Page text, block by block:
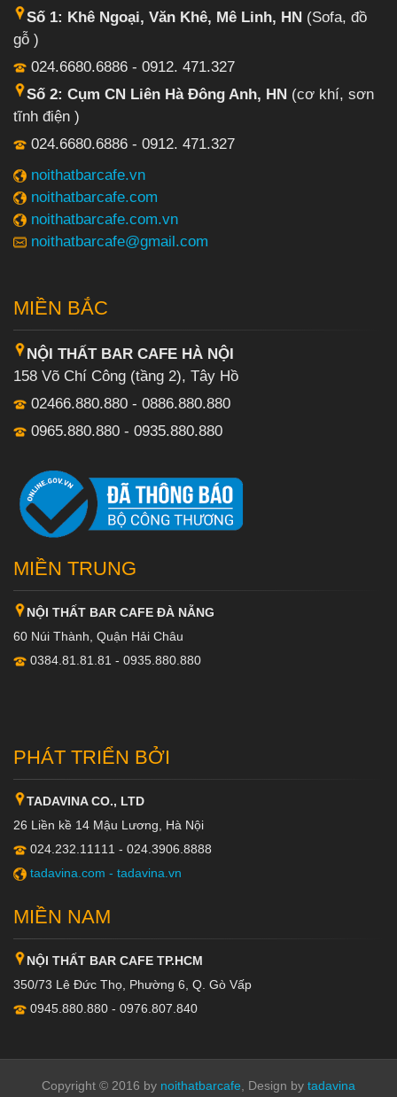
Số 1: Khê Ngoại, Văn Khê, Mê Linh, HN (Sofa, đồ
gỗ )
024.6680.6886 - 0912. 471.327
Số 2: Cụm CN Liên Hà Đông Anh, HN (cơ khí, sơn
tĩnh điện )
024.6680.6886 - 0912. 471.327
noithatbarcafe.vn
noithatbarcafe.com
noithatbarcafe.com.vn
noithatbarcafe@gmail.com
MIỀN BẮC
NỘI THẤT BAR CAFE HÀ NỘI
158 Võ Chí Công (tầng 2), Tây Hồ
02466.880.880 - 0886.880.880
0965.880.880 - 0935.880.880
MIỀN TRUNG
NỘI THẤT BAR CAFE ĐÀ NẴNG
60 Núi Thành, Quận Hải Châu
0384.81.81.81 - 0935.880.880
PHÁT TRIỂN BỞI
TADAVINA CO., LTD
26 Liền kề 14 Mậu Lương, Hà Nội
024.232.11111 - 024.3906.8888
tadavina.com - tadavina.vn
MIỀN NAM
NỘI THẤT BAR CAFE TP.HCM
350/73 Lê Đức Thọ, Phường 6, Q. Gò Vấp
0945.880.880 - 0976.807.840
Copyright © 2016 by noithatbarcafe , Design by tadavina